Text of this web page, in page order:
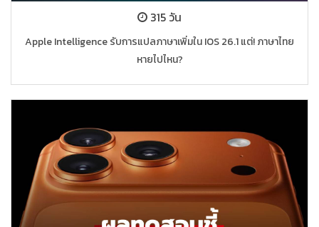
315 วัน
Apple Intelligence รับการแปลภาษาเพิ่มใน IOS 26.1 แต่! ภาษาไทย
หายไปไหน?